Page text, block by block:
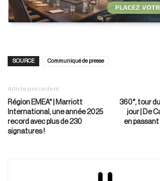
SOURCE Communiqué de presse
Article précédent
Région EMEA* | Marriott
International, une année 2025
record avec plus de 230
signatures !
360°, tour
jour | De
en passant